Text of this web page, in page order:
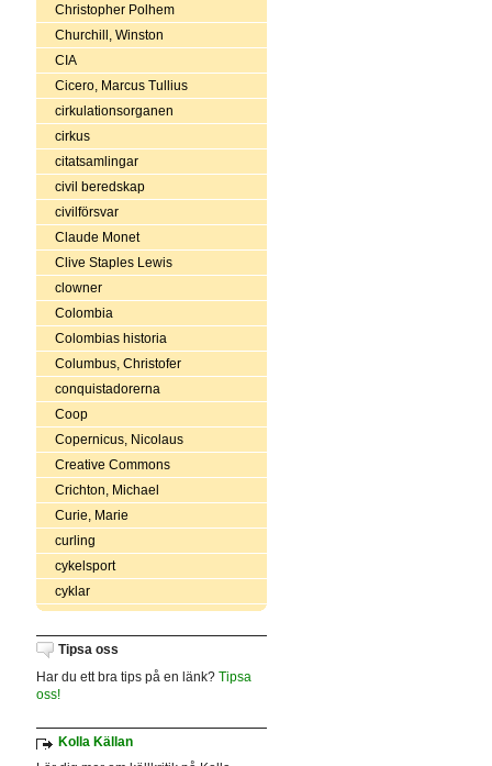
Christopher Polhem
Churchill, Winston
CIA
Cicero, Marcus Tullius
cirkulationsorganen
cirkus
citatsamlingar
civil beredskap
civilförsvar
Claude Monet
Clive Staples Lewis
clowner
Colombia
Colombias historia
Columbus, Christofer
conquistadorerna
Coop
Copernicus, Nicolaus
Creative Commons
Crichton, Michael
Curie, Marie
curling
cykelsport
cyklar
Tipsa oss
Har du ett bra tips på en länk? Tipsa
oss!
Kolla Källan